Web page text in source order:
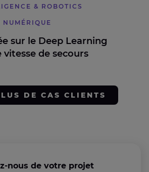
& ROBOTICS
sur le Deep Learning
de secours
DE CAS CLIENTS
nous de votre projet